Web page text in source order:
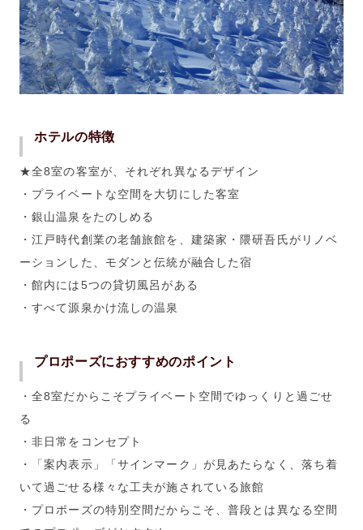
ホテルの特徴
★全8室の客室が、それぞれ異なるデザイン
・プライベートな空間を大切にした客室
・銀山温泉をたのしめる
・江戸時代創業の老舗旅館を、建築家・隈研吾氏がリノベ
ーションした、モダンと伝統が融合した宿
・館内には5つの貸切風呂がある
・すべて源泉かけ流しの温泉
プロポーズにおすすめのポイント
・全8室だからこそプライベート空間でゆっくりと過ごせ
る
・非日常をコンセプト
・「案内表示」「サインマーク」が見あたらなく、落ち着
いて過ごせる様々な工夫が施されている旅館
・プロポーズの特別空間だからこそ、普段とは異なる空間